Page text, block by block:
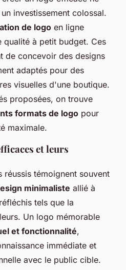
investissement colossal.
de logo en ligne
qualité à petit budget. Ces
de concevoir des designs
adaptés pour des
visuelles d'une boutique.
proposées, on trouve
formats de logo pour
maximale.
et leurs
réussis témoignent souvent
minimaliste allié à
tels que la
Un logo mémorable
et fonctionnalité,
immédiate et
avec le public cible.